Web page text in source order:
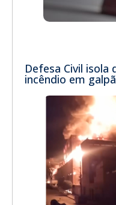
Defesa Civil
incêndio em